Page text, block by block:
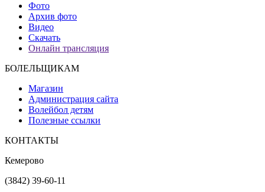
Фото
Архив фото
Видео
Скачать
Онлайн трансляция
БОЛЕЛЬЩИКАМ
Магазин
Администрация сайта
Волейбол детям
Полезные ссылки
КОНТАКТЫ
Кемерово
(3842) 39-60-11